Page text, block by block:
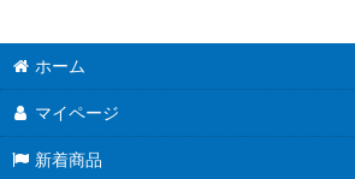
ホーム
マイページ
新着商品